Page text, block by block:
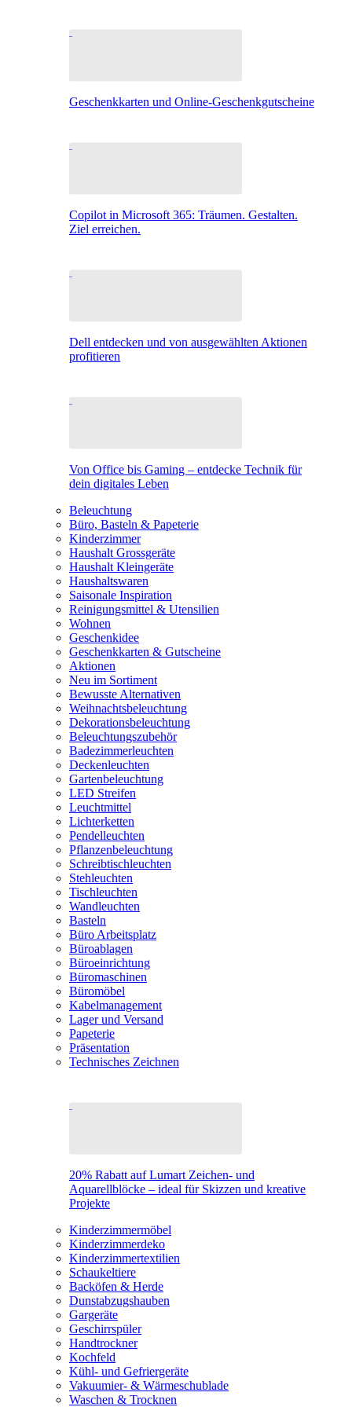
Geschenkkarten und Online-Geschenkgutscheine
Copilot in Microsoft 365: Träumen. Gestalten.
Ziel erreichen.
Dell entdecken und von ausgewählten Aktionen
profitieren
Von Office bis Gaming – entdecke Technik für
dein digitales Leben
Beleuchtung
Büro, Basteln & Papeterie
Kinderzimmer
Haushalt Grossgeräte
Haushalt Kleingeräte
Haushaltswaren
Saisonale Inspiration
Reinigungsmittel & Utensilien
Wohnen
Geschenkidee
Geschenkkarten & Gutscheine
Aktionen
Neu im Sortiment
Bewusste Alternativen
Weihnachtsbeleuchtung
Dekorationsbeleuchtung
Beleuchtungszubehör
Badezimmerleuchten
Deckenleuchten
Gartenbeleuchtung
LED Streifen
Leuchtmittel
Lichterketten
Pendelleuchten
Pflanzenbeleuchtung
Schreibtischleuchten
Stehleuchten
Tischleuchten
Wandleuchten
Basteln
Büro Arbeitsplatz
Büroablagen
Büroeinrichtung
Büromaschinen
Büromöbel
Kabelmanagement
Lager und Versand
Papeterie
Präsentation
Technisches Zeichnen
20% Rabatt auf Lumart Zeichen- und
Aquarellblöcke – ideal für Skizzen und kreative
Projekte
Kinderzimmermöbel
Kinderzimmerdeko
Kinderzimmertextilien
Schaukeltiere
Backöfen & Herde
Dunstabzugshauben
Gargeräte
Geschirrspüler
Handtrockner
Kochfeld
Kühl- und Gefriergeräte
Vakuumier- & Wärmeschublade
Waschen & Trocknen